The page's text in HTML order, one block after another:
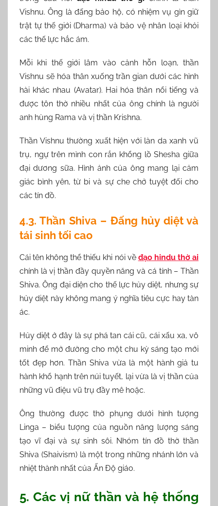
Vishnu. Ông là đấng bảo hộ, có nhiệm vụ gìn giữ
trật tự thế giới (Dharma) và bảo vệ nhân loại khỏi
các thế lực hắc ám.
Mỗi khi thế giới lâm vào cảnh hỗn loạn, thần
Vishnu sẽ hóa thân xuống trần gian dưới các hình
hài khác nhau (Avatar). Hai hóa thân nổi tiếng và
được tôn thờ nhiều nhất của ông chính là người
anh hùng Rama và vị thần Krishna.
Thần Vishnu thường xuất hiện với làn da xanh vũ
trụ, ngự trên mình con rắn khổng lồ Shesha giữa
đại dương sữa. Hình ảnh của ông mang lại cảm
giác bình yên, từ bi và sự che chở tuyệt đối cho
các tín đồ.
4.3. Thần Shiva – Đấng hủy diệt và
tái sinh tối cao
Cái tên không thể thiếu khi nói về đạo hindu thờ ai
chính là vị thần đầy quyền năng và cá tính – Thần
Shiva. Ông đại diện cho thế lực hủy diệt, nhưng sự
hủy diệt này không mang ý nghĩa tiêu cực hay tàn
ác.
Hủy diệt ở đây là sự phá tan cái cũ, cái xấu xa, vô
minh để mở đường cho một chu kỳ sáng tạo mới
tốt đẹp hơn. Thần Shiva vừa là một hành giả tu
hành khổ hạnh trên núi tuyết, lại vừa là vị thần của
những vũ điệu vũ trụ đầy mê hoặc.
Ông thường được thờ phụng dưới hình tượng
Linga – biểu tượng của nguồn năng lượng sáng
tạo vĩ đại và sự sinh sôi. Nhóm tín đồ thờ thần
Shiva (Shaivism) là một trong những nhánh lớn và
nhiệt thành nhất của Ấn Độ giáo.
5. Các vị nữ thần và hệ thống